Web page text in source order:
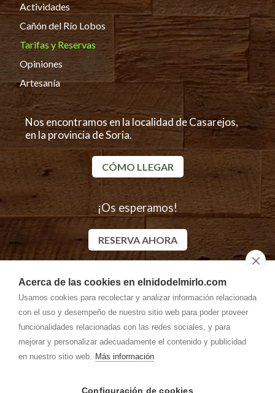
Acerca de las cookies en elnidodelmirlo.com
Usamos cookies para recolectar y analizar información relacionada
con el uso y desempeño de nuestro sitio web para poder proveer
funcionalidades relacionadas con las redes sociales, y para
mejorar y personalizar adecuadamente el contenido y publicidad
en nuestro sitio web. Más información
Configuración de cookies
Actividades
Cañón del Río Lobos
Tarifas y Reservas
Opiniones
Artesanía
Nos encontramos en la localidad de Casarejos,
en la provincia de Soria.
CÓMO LLEGAR
¡Os esperamos!
RESERVA AHORA
Descubre más alojamientos rurales en Casarejos